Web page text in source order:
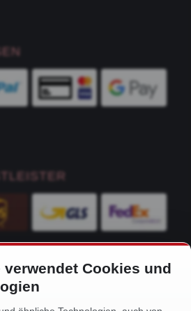
GmbH
verwendet Cookies und